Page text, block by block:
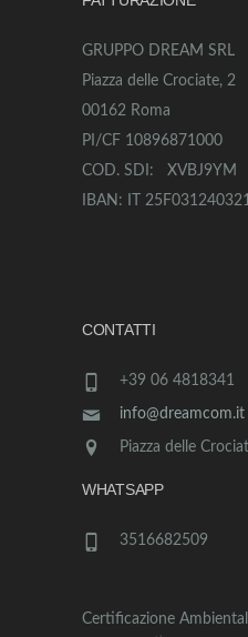
GRUPPO DREAM SRL
Piazza delle Crociate, 2
00162 Roma
PI/CF 10896871000
COD. SDI: XVBJ9YM
IBAN: IT
CONTATTI
+39 06 4818341
info@dreamcom.it
Piazza delle
WHATSAPP
3516682509
Certificazione